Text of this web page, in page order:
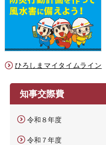
ひろしまマイタイムライン
知事交際費
令和８年度
令和７年度